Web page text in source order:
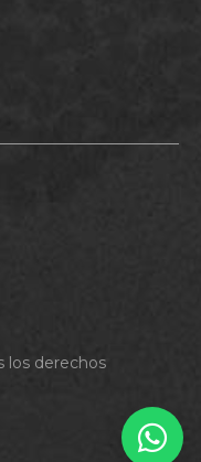
los derechos